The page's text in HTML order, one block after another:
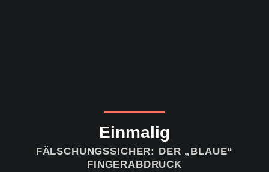
Einmalig
FÄLSCHUNGSSICHER: DER „BLAUE“
FINGERABDRUCK